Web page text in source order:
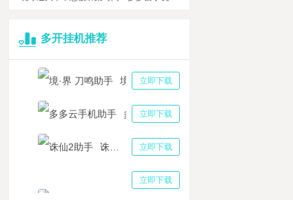
多开挂机推荐
立即下载
立即下载
多多云手机助手
立即下载
立即下载
三国志战略版助手